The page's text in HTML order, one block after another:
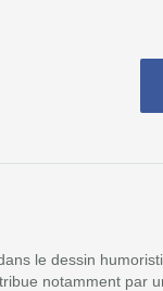
le dessin
notamment par